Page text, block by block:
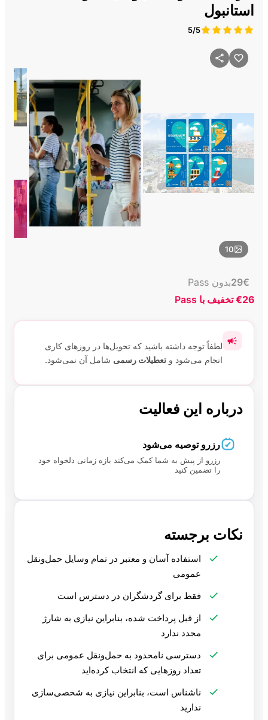
10
استانبول
5/5
€
29بدون Pass
€26تخفیف با Pass
لطفاً توجه داشته باشید که تحویل‌ها در روزهای کاری
انجام می‌شود و تعطیلات رسمی شامل آن نمی‌شود.
درباره این فعالیت
رزرو توصیه می‌شود
رزرو از پیش به شما کمک می‌کند بازه زمانی دلخواه خود
را تضمین کنید
نکات برجسته
استفاده آسان و معتبر در تمام وسایل حمل‌ونقل
عمومی
فقط برای گردشگران در دسترس است
از قبل پرداخت شده، بنابراین نیازی به شارژ
مجدد ندارد
دسترسی نامحدود به حمل‌ونقل عمومی برای
تعداد روزهایی که انتخاب کرده‌اید
ناشناس است، بنابراین نیازی به شخصی‌سازی
ندارید